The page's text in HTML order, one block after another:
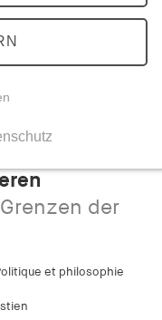
der
et philosophie
eine Webseite
Die Webseite
richtig